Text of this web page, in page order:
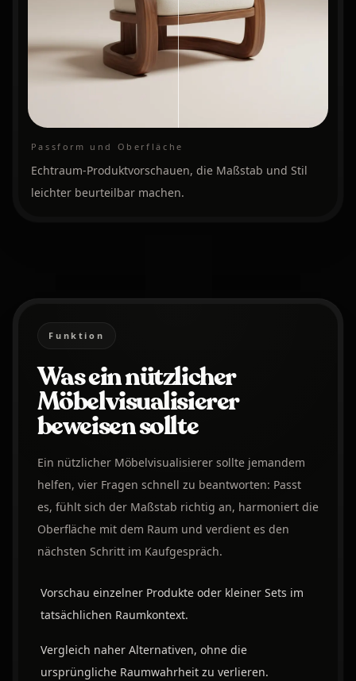
Passform und Oberfläche
Echtraum-Produktvorschauen, die Maßstab und Stil
leichter beurteilbar machen.
Funktion
Was ein nützlicher
Möbelvisualisierer
beweisen sollte
Ein nützlicher Möbelvisualisierer sollte jemandem
helfen, vier Fragen schnell zu beantworten: Passt
es, fühlt sich der Maßstab richtig an, harmoniert die
Oberfläche mit dem Raum und verdient es den
nächsten Schritt im Kaufgespräch.
Vorschau einzelner Produkte oder kleiner Sets im
tatsächlichen Raumkontext.
Vergleich naher Alternativen, ohne die
ursprüngliche Raumwahrheit zu verlieren.